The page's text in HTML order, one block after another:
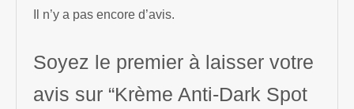
Il n’y a pas encore d’avis.
Soyez le premier à laisser votre
avis sur “Krème Anti-Dark Spot